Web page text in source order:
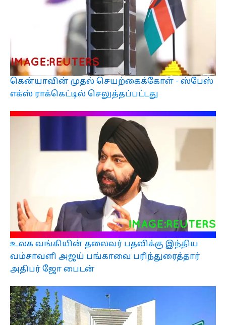
கென்யாவின் முதல் செயற்கைக்கோள் - ஸ்பேஸ்
எக்ஸ் ராக்கெட்டில் செலுத்தப்பட்டது
உலக வங்கியின் தலைவர் பதவிக்கு இந்திய
வம்சாவளி அஜய் பங்காவை பரிந்துரைத்தார்
அதிபர் ஜோ பைடன்